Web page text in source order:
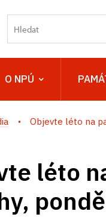
O NPÚ
Objevte léto na
léto